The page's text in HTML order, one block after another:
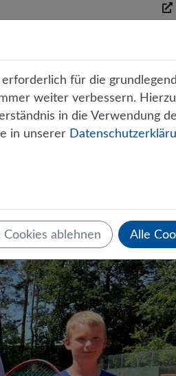
für die
weiter verbessern.
in die Verwendung
in unserer
Cookies ablehnen Alle